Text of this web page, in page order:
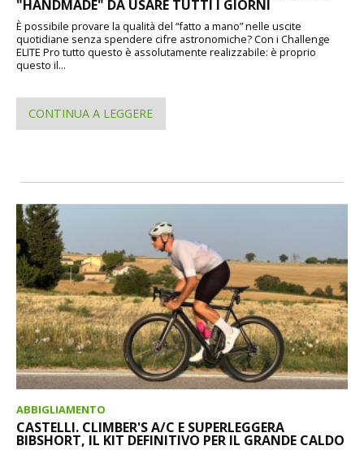
"HANDMADE" DA USARE TUTTI I GIORNI
È possibile provare la qualità del “fatto a mano” nelle uscite
quotidiane senza spendere cifre astronomiche? Con i Challenge
ELITE Pro tutto questo è assolutamente realizzabile: è proprio
questo il...
CONTINUA A LEGGERE
ABBIGLIAMENTO
CASTELLI. CLIMBER'S A/C E SUPERLEGGERA
BIBSHORT, IL KIT DEFINITIVO PER IL GRANDE CALDO